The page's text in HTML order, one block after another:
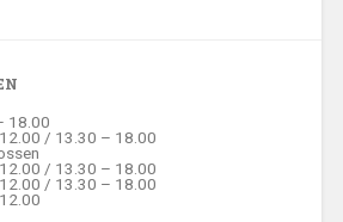
18.00
/ 13.30 – 18.00
/ 13.30 – 18.00
/ 13.30 – 18.00